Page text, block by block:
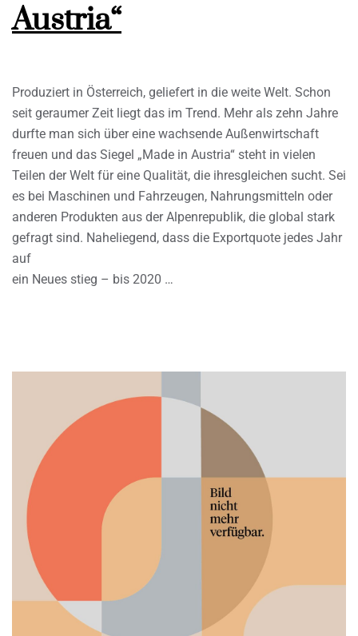
Austria“
Produziert in Österreich, geliefert in die weite Welt. Schon
seit geraumer Zeit liegt das im Trend. Mehr als zehn Jahre
durfte man sich über eine wachsende Außenwirtschaft
freuen und das Siegel „Made in Austria“ steht in vielen
Teilen der Welt für eine Qualität, die ihresgleichen sucht. Sei
es bei Maschinen und Fahrzeugen, Nahrungsmitteln oder
anderen Produkten aus der Alpenrepublik, die global stark
gefragt sind. Naheliegend, dass die Exportquote jedes Jahr
auf
ein Neues stieg – bis 2020 …